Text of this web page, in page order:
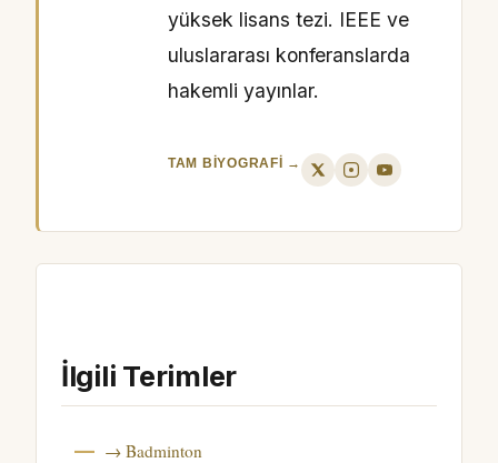
yüksek lisans tezi. IEEE ve
uluslararası konferanslarda
hakemli yayınlar.
TAM BIYOGRAFI →
İlgili Terimler
→ Badminton